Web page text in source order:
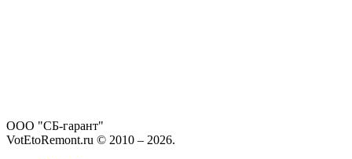
ООО "СБ-гарант"
VotEtoRemont.ru © 2010 – 2026.